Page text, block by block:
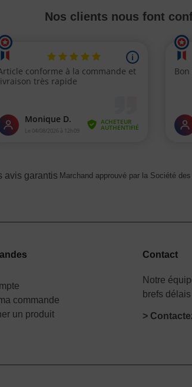
Nos clients nous font
Marchand approuvé par la Société
commande
un produit
Contact
Notre
brefs
>